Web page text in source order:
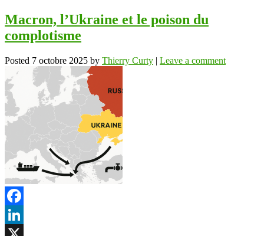
Macron, l’Ukraine et le poison du
complotisme
Posted 7 octobre 2025 by Thierry Curty | Leave a comment
Facebook
LinkedIn